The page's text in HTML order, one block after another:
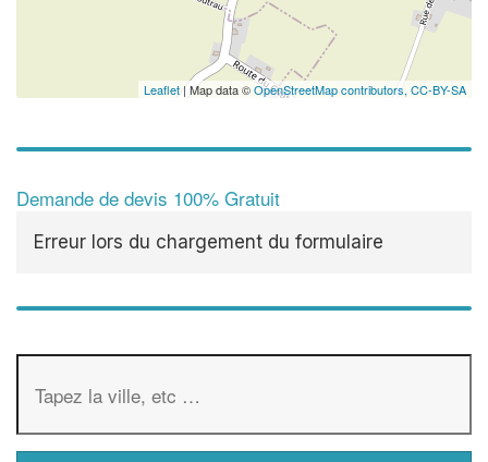
Leaflet| Map data ©OpenStreetMap contributors, CC-BY-SA
Demande de devis 100% Gratuit
Erreur lors du chargement du formulaire
vos